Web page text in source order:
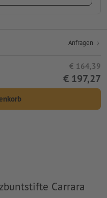
Anfragen
€ 164,39
€ 197,27
Carrara